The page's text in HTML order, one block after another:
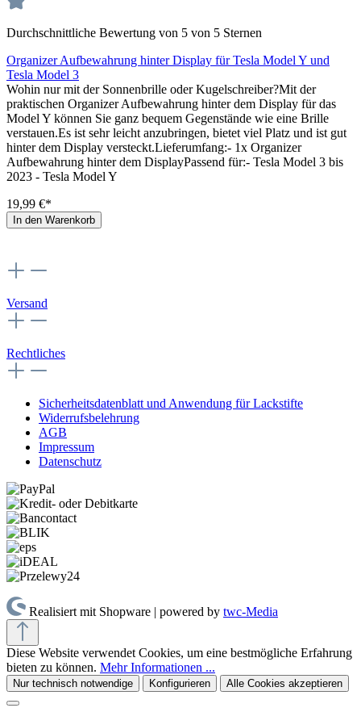
Durchschnittliche Bewertung von 5 von 5 Sternen
Organizer Aufbewahrung hinter Display für Tesla Model Y und
Tesla Model 3
Wohin nur mit der Sonnenbrille oder Kugelschreiber?Mit der
praktischen Organizer Aufbewahrung hinter dem Display für das
Model Y können Sie ganz bequem Gegenstände wie eine Brille
verstauen.Es ist sehr leicht anzubringen, bietet viel Platz und ist gut
hinter dem Display versteckt.Lieferumfang:- 1x Organizer
Aufbewahrung hinter dem DisplayPassend für:- Tesla Model 3 bis
2023 - Tesla Model Y
19,99 €*
In den Warenkorb
Versand
Rechtliches
Sicherheitsdatenblatt und Anwendung für Lackstifte
Widerrufsbelehrung
AGB
Impressum
Datenschutz
Realisiert mit Shopware | powered by twc-Media
Diese Website verwendet Cookies, um eine bestmögliche Erfahrung
bieten zu können. Mehr Informationen ...
Nur technisch notwendige Konfigurieren Alle Cookies akzeptieren